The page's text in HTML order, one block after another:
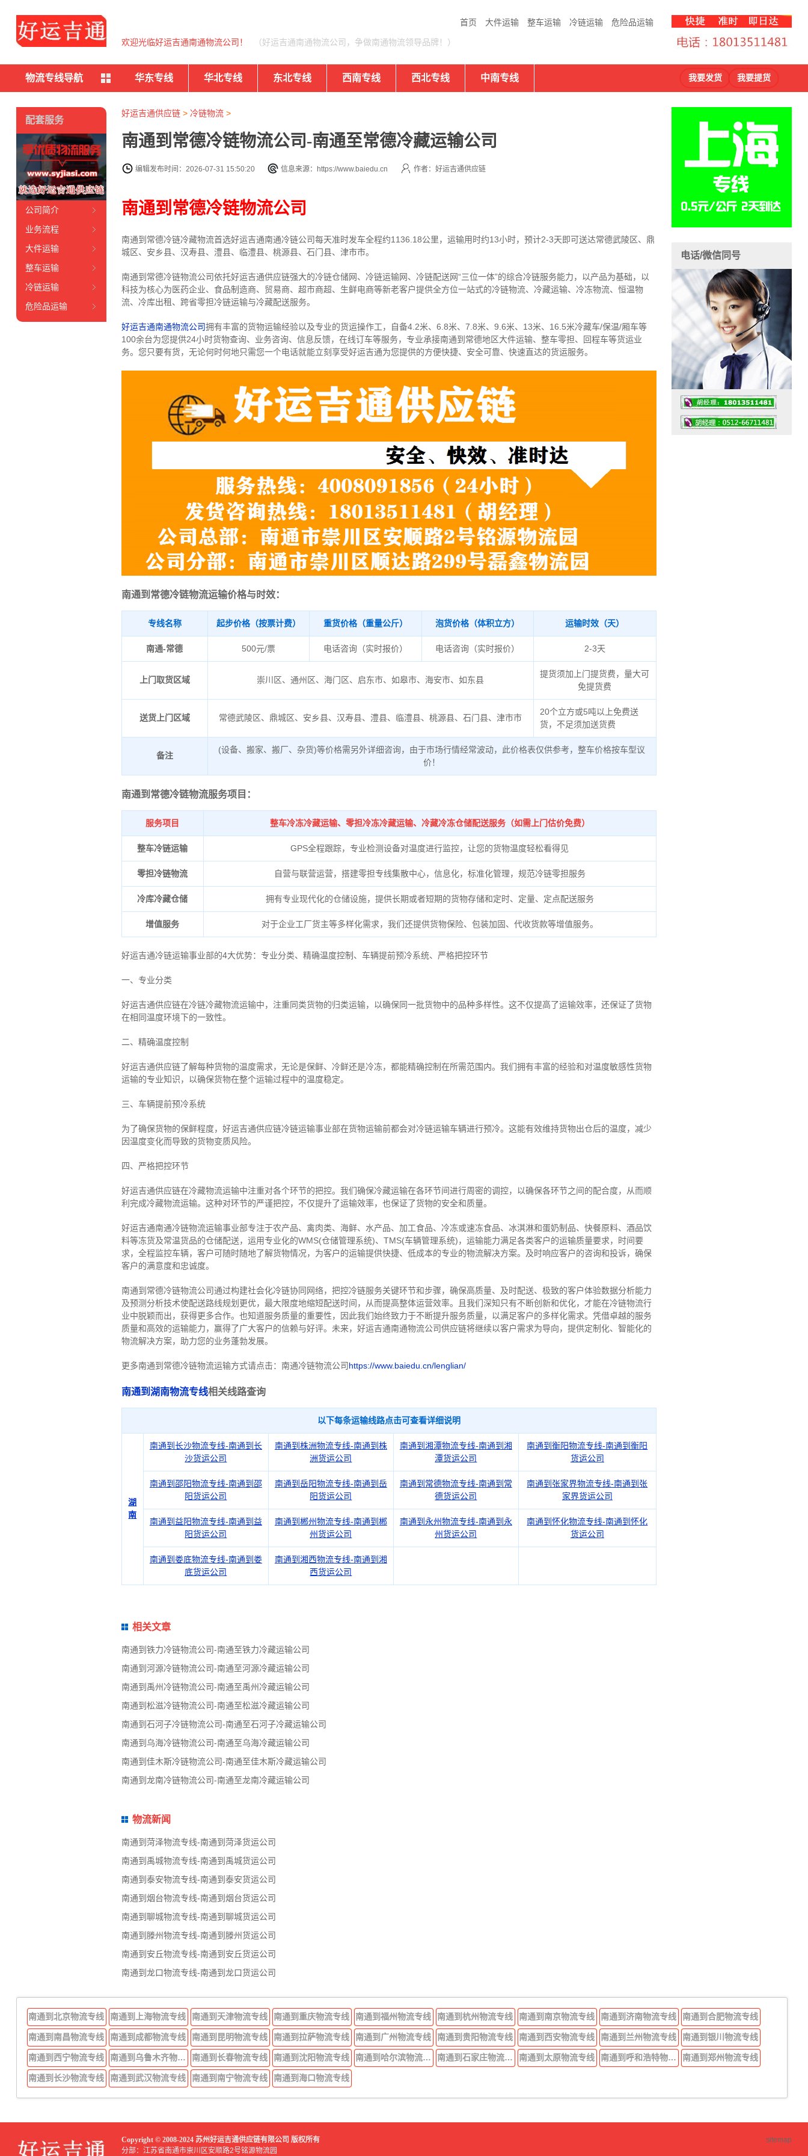
首页 大件运输 整车运输 冷链运输 危险品运输
欢迎光临好运吉通南通物流公司！ （好运吉通南通物流公司，争做南通物流领导品牌！）
物流专线导航 华东专线 华北专线 东北专线 西南专线 西北专线 中南专线 我要发货 我要提货
好运吉通供应链> 冷链物流>
南通到常德冷链物流公司-南通至常德冷藏运输公司
编辑发布时间：2026-07-31 15:50:20 信息来源：https://www.baiedu.cn 作者：好运吉通供应链
南通到常德冷链物流公司
南通到常德冷链冷藏物流首选好运吉通南通冷链公司每天准时发车全程约1136.18公里，运输用时约13小时，预计2-3天即可送达常德武陵区、鼎
城区、安乡县、汉寿县、澧县、临澧县、桃源县、石门县、津市市。
南通到常德冷链物流公司依托好运吉通供应链强大的冷链仓储网、冷链运输网、冷链配送网“三位一体”的综合冷链服务能力，以产品为基础，以
科技为核心为医药企业、食品制造商、贸易商、超市商超、生鲜电商等新老客户提供全方位一站式的冷链物流、冷藏运输、冷冻物流、恒温物
流、冷库出租、跨省零担冷链运输与冷藏配送服务。
好运吉通南通物流公司拥有丰富的货物运输经验以及专业的货运操作工，自备4.2米、6.8米、7.8米、9.6米、13米、16.5米冷藏车/保温/厢车等
100余台为您提供24小时货物查询、业务咨询、信息反馈，在线订车等服务， 专业承接南通到常德地区大件运输、整车零担、回程车等货运业
务。 您只要有货，无论何时何地只需您一个电话就能立刻享受好运吉通为您提供的方便快捷、安全可靠、快速直达的货运服务。
南通到常德冷链物流运输价格与时效：
专线名称 起步价格（按票计费） 重货价格（重量公斤） 泡货价格（体积立方） 运输时效（天）
南通-常德 500元/票 电话咨询（实时报价） 电话咨询（实时报价） 2-3天
上门取货区域 崇川区、通州区、海门区、启东市、如皋市、海安市、如东县
提货须加上门提货费，量大可
免提货费
送货上门区域 常德武陵区、鼎城区、安乡县、汉寿县、澧县、临澧县、桃源县、石门县、津市市
20个立方或5吨以上免费送
货，不足须加送货费
备注
(设备、搬家、搬厂、杂货)等价格需另外详细咨询，由于市场行情经常波动，此价格表仅供参考，整车价格按车型议
价！
南通到常德冷链物流服务项目：
服务项目 整车冷冻冷藏运输、零担冷冻冷藏运输、冷藏冷冻仓储配送服务（如需上门估价免费）
整车冷链运输 GPS全程跟踪，专业检测设备对温度进行监控，让您的货物温度轻松看得见
零担冷链物流 自营与联营运营，搭建零担专线集散中心，信息化，标准化管理，规范冷链零担服务
冷库冷藏仓储 拥有专业现代化的仓储设施，提供长期或者短期的货物存储和定时、定量、定点配送服务
增值服务 对于企业工厂货主等多样化需求，我们还提供货物保险、包装加固、代收货款等增值服务。
好运吉通冷链运输事业部的4大优势： 专业分类、 精确温度控制、 车辆提前预冷系统、 严格把控环节
一、专业分类
好运吉通供应链在冷链冷藏物流运输中，注重同类货物的归类运输，以确保同一批货物中的品种多样性。这不仅提高了运输效率，还保证了货物
在相同温度环境下的一致性。
二、 精确温度控制
好运吉通供应链了解每种货物的温度需求，无论是保鲜、冷鲜还是冷冻，都能精确控制在所需范围内。我们拥有丰富的经验和对温度敏感性货物
运输的专业知识，以确保货物在整个运输过程中的温度稳定。
三、车辆提前预冷系统
为了确保货物的保鲜程度，好运吉通供应链冷链运输事业部在货物运输前都会对冷链运输车辆进行预冷。这能有效维持货物出仓后的温度，减少
因温度变化而导致的货物变质风险。
四、严格把控环节
好运吉通供应链在冷藏物流运输中注重对各个环节的把控。我们确保冷藏运输在各环节间进行周密的调控，以确保各环节之间的配合度，从而顺
利完成冷藏物流运输。这种对环节的严谨把控，不仅提升了运输效率，也保证了货物的安全和质量。
好运吉通南通冷链物流运输事业部专注于农产品、禽肉类、海鲜、水产品、加工食品、冷冻或速冻食品、冰淇淋和蛋奶制品、快餐原料、酒品饮
料等冻货及常温货品的仓储配送，运用专业化的WMS(仓储管理系统)、TMS(车辆管理系统)，运输能力满足各类客户的运输质量要求，时间要
求，全程监控车辆，客户可随时随地了解货物情况，为客户的运输提供快捷、低成本的专业的物流解决方案。及时响应客户的咨询和投诉，确保
客户的满意度和忠诚度。
南通到常德冷链物流公司通过构建社会化冷链协同网络，把控冷链服务关键环节和步骤，确保高质量、及时配送、极致的客户体验数据分析能力
及预测分析技术使配送路线规划更优，最大限度地缩短配送时间，从而提高整体运营效率。且 我们深知 只有不断创新和优化，才能在冷链物流行
业中脱颖而出，获得更多合作。也知道服务质量的重要性，因此我们始终致力于不断提升服务质量，以满足客户的多样化需求。 凭借卓越的服务
质量和高效的运输能力，赢得了广大客户的信赖与好评。 未来，好运吉通南通物流公司供应链将继续以客户需求为导向，提供定制化、智能化的
物流解决方案，助力您的业务蓬勃发展。
更多南通到常德冷链物流运输方式请点击：南通冷链物流公司https://www.baiedu.cn/lenglian/
南通到湖南物流专线相关线路查询
以下每条运输线路点击可查看详细说明
湖
南
南通到长沙物流专线-南通到长
沙货运公司
南通到株洲物流专线-南通到株
洲货运公司
南通到湘潭物流专线-南通到湘
潭货运公司
南通到衡阳物流专线-南通到衡阳
货运公司
南通到邵阳物流专线-南通到邵
阳货运公司
南通到岳阳物流专线-南通到岳
阳货运公司
南通到常德物流专线-南通到常
德货运公司
南通到张家界物流专线-南通到张
家界货运公司
南通到益阳物流专线-南通到益
阳货运公司
南通到郴州物流专线-南通到郴
州货运公司
南通到永州物流专线-南通到永
州货运公司
南通到怀化物流专线-南通到怀化
货运公司
南通到娄底物流专线-南通到娄
底货运公司
南通到湘西物流专线-南通到湘
西货运公司
相关文章
南通到铁力冷链物流公司-南通至铁力冷藏运输公司
南通到河源冷链物流公司-南通至河源冷藏运输公司
南通到禹州冷链物流公司-南通至禹州冷藏运输公司
南通到松滋冷链物流公司-南通至松滋冷藏运输公司
南通到石河子冷链物流公司-南通至石河子冷藏运输公司
南通到乌海冷链物流公司-南通至乌海冷藏运输公司
南通到佳木斯冷链物流公司-南通至佳木斯冷藏运输公司
南通到龙南冷链物流公司-南通至龙南冷藏运输公司
物流新闻
南通到菏泽物流专线-南通到菏泽货运公司
南通到禹城物流专线-南通到禹城货运公司
南通到泰安物流专线-南通到泰安货运公司
南通到烟台物流专线-南通到烟台货运公司
南通到聊城物流专线-南通到聊城货运公司
南通到滕州物流专线-南通到滕州货运公司
南通到安丘物流专线-南通到安丘货运公司
南通到龙口物流专线-南通到龙口货运公司
配套服务
公司简介
业务流程
大件运输
整车运输
冷链运输
危险品运输
电话/微信同号
南通到北京物流专线 南通到上海物流专线 南通到天津物流专线 南通到重庆物流专线 南通到福州物流专线 南通到杭州物流专线 南通到南京物流专线 南通到济南物流专线 南通到合肥物流专线
南通到南昌物流专线 南通到成都物流专线 南通到昆明物流专线 南通到拉萨物流专线 南通到广州物流专线 南通到贵阳物流专线 南通到西安物流专线 南通到兰州物流专线 南通到银川物流专线
南通到西宁物流专线 南通到乌鲁木齐物流专线 南通到长春物流专线 南通到沈阳物流专线 南通到哈尔滨物流专线 南通到石家庄物流专线 南通到太原物流专线 南通到呼和浩特物流专线 南通到郑州物流专线
南通到长沙物流专线 南通到武汉物流专线 南通到南宁物流专线 南通到海口物流专线
sitemap
Copyright © 2008-2024 苏州好运吉通供应链有限公司 版权所有
分部：江苏省南通市崇川区安顺路2号铭源物流园